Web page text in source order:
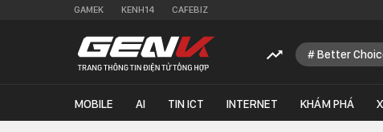
GAMEK KENH14 CAFEBIZ
Better
MOBILE AI TIN ICT INTERNET KHÁM PHÁ